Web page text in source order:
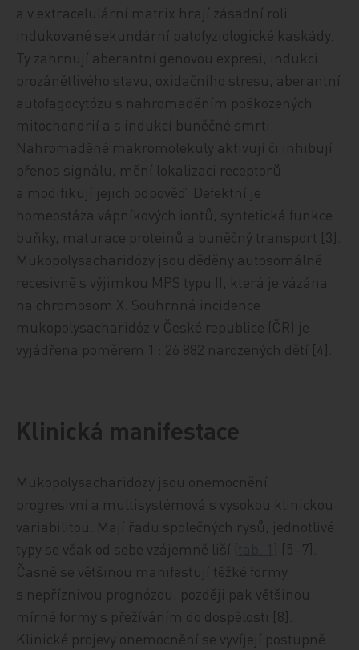
a v extracelulární matrix hrají zásadní roli
indukované sekundární patofyziologické kaskády.
Ty zahrnují aberantní genovou expresi, indukci
prozánětlivého stavu, oxidačního stresu, aberantní
autofagocytózu s nahromaděním poškozených
mitochondrií a s indukcí buněčné smrti.
Nahromaděné makromolekuly aktivují či inhibují
přenos signálu, mění lokalizaci receptorů
a modifikují jejich odpověď. Defektní je
homeostáza vápníkových iontů, syntetická funkce
buňky, maturace proteinů a buněčný transport [3].
Mukopolysacharidózy jsou děděny autosomálně
recesivně s výjimkou MPS typu II, která je vázána
na chromosom X. Souhrnná incidence
mukopolysacharidóz v České republice (ČR) je
vyjádřena poměrem 1 : 26 882 narozených dětí [4].
Klinická manifestace
Mukopolysacharidózy jsou onemocnění
progresivní a multisystémová s vysokou klinickou
variabilitou. Mají řadu společných rysů, jednotlivé
typy se však od sebe vzájemně liší (
) [5–7].
Časně se většinou manifestují těžké formy
s nepříznivou prognózou, později pak většinou
mírné formy s přežíváním do dospělosti [8].
Klinické projevy onemocnění se vyvíjejí postupně